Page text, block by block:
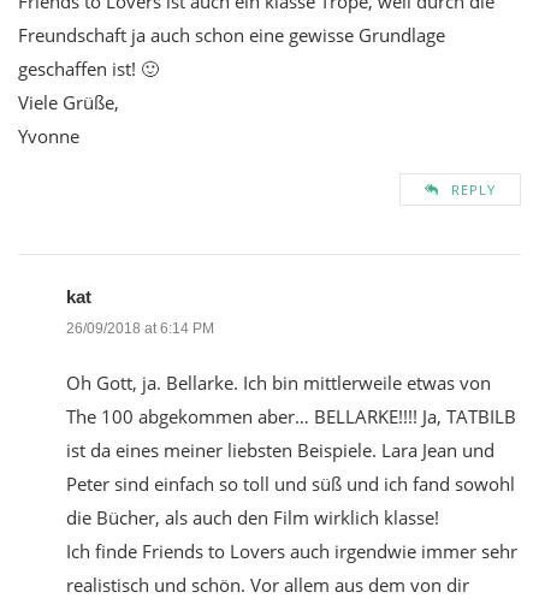
Freundschaft ja auch schon eine gewisse Grundlage
geschaffen ist! 🙂
Viele Grüße,
Yvonne
REPLY
kat
26/09/2018 at 6:14 PM
Oh Gott, ja. Bellarke. Ich bin mittlerweile etwas von
The 100 abgekommen aber… BELLARKE!!!! Ja, TATBILB
ist da eines meiner liebsten Beispiele. Lara Jean und
Peter sind einfach so toll und süß und ich fand sowohl
die Bücher, als auch den Film wirklich klasse!
Ich finde Friends to Lovers auch irgendwie immer sehr
realistisch und schön. Vor allem aus dem von dir